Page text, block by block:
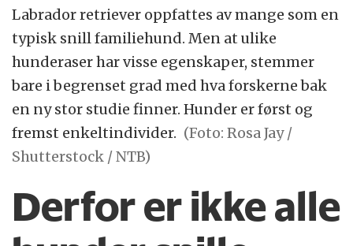
Labrador retriever oppfattes av mange som en
typisk snill familiehund. Men at ulike
hunderaser har visse egenskaper, stemmer
bare i begrenset grad med hva forskerne bak
en ny stor studie finner. Hunder er først og
fremst enkeltindivider. (Foto: Rosa Jay /
Shutterstock / NTB)
Derfor er ikke alle